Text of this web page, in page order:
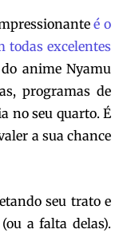
é o
todas excelentes
anime Nyamu
programas de
no seu quarto. É
a sua chance
seu trato e
a falta delas).